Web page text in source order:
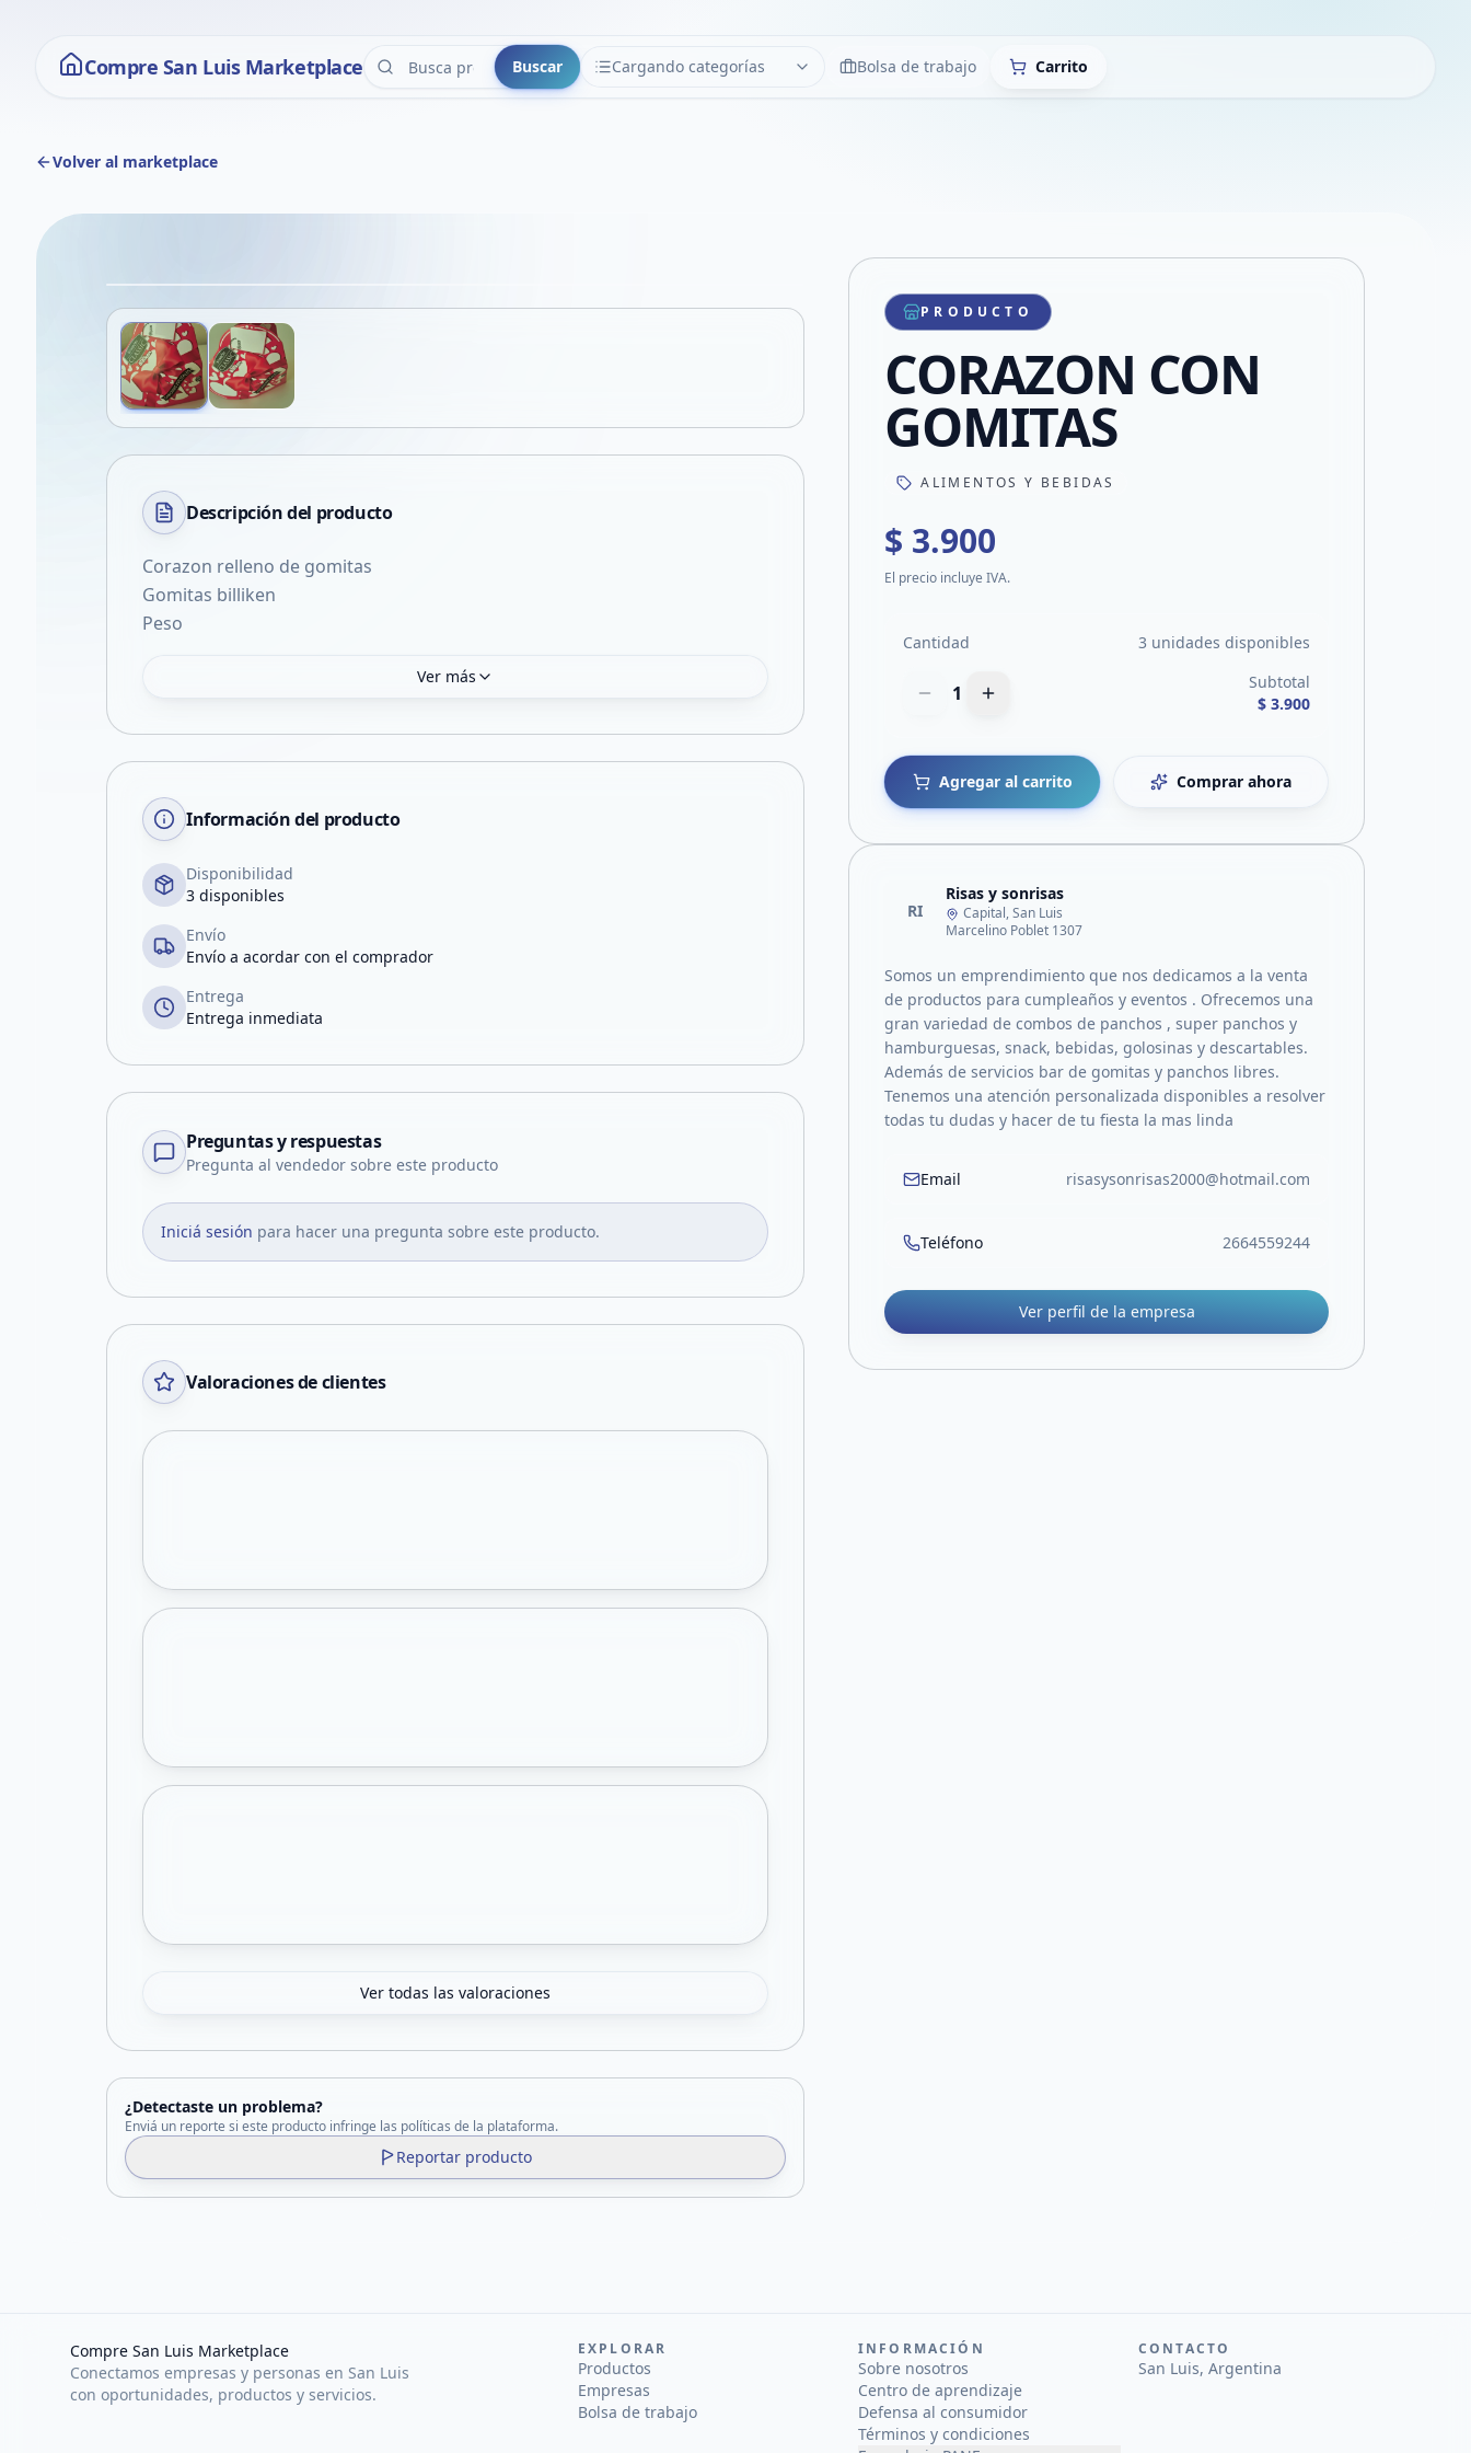
Compre San Luis Marketplace Buscar Cargando categorías
CATEGORÍAS LimpiarBolsa de trabajo Carrito
Volver al marketplace
Compartir producto
Compartir por WhatsApp
Compartir por mail
Compartir en Facebook
Descripción del producto
Corazon relleno de gomitas
Gomitas billiken
Peso
Ver más
Información del producto
Disponibilidad
3 disponibles
Envío
Envío a acordar con el comprador
Entrega
Entrega inmediata
Preguntas y respuestas
Pregunta al vendedor sobre este producto
Iniciá sesión para hacer una pregunta sobre este producto.
Valoraciones de clientes
Ver todas las valoraciones
¿Detectaste un problema?
Enviá un reporte si este producto infringe las políticas de la plataforma.
Reportar producto
PRODUCTO
CORAZON CON
GOMITAS
ALIMENTOS Y BEBIDAS
$ 3.900
El precio incluye IVA.
Cantidad 3 unidades disponibles
1
Subtotal
$ 3.900
Agregar al carrito Comprar ahora
RI
Risas y sonrisas
Capital, San Luis
Marcelino Poblet 1307
Somos un emprendimiento que nos dedicamos a la venta
de productos para cumpleaños y eventos . Ofrecemos una
gran variedad de combos de panchos , super panchos y
hamburguesas, snack, bebidas, golosinas y descartables.
Además de servicios bar de gomitas y panchos libres.
Tenemos una atención personalizada disponibles a resolver
todas tu dudas y hacer de tu fiesta la mas linda
Email risasysonrisas2000@hotmail.com
Teléfono 2664559244
Ver perfil de la empresa
Compre San Luis Marketplace
Conectamos empresas y personas en San Luis
con oportunidades, productos y servicios.
EXPLORAR
Productos
Empresas
Bolsa de trabajo
INFORMACIÓN
Sobre nosotros
Centro de aprendizaje
Defensa al consumidor
Términos y condiciones
CONTACTO
San Luis, Argentina